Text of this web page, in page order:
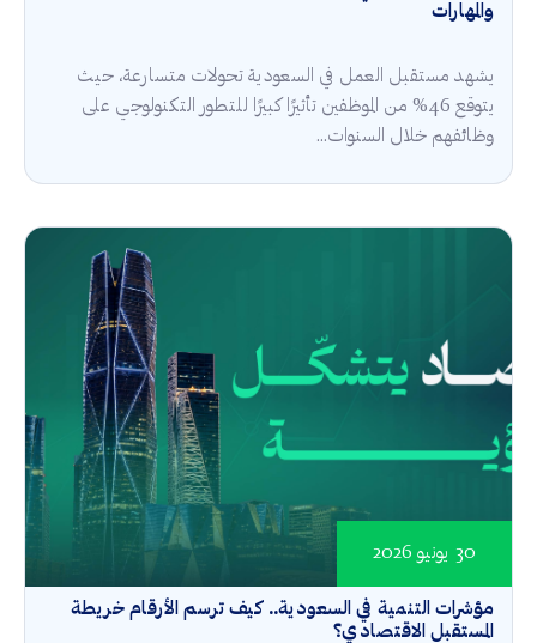
والمهارات
يشهد مستقبل العمل في السعودية تحولات متسارعة، حيث
يتوقع 46% من الموظفين تأثيرًا كبيرًا للتطور التكنولوجي على
وظائفهم خلال السنوات...
مؤشرات التنمية في السعودية.. كيف ترسم الأرقام خريطة
المستقبل الاقتصادي؟
30 يونيو 2026